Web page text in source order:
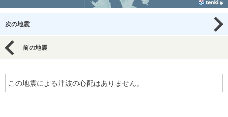
次の地震
前の地震
この地震による津波の心配はありません。